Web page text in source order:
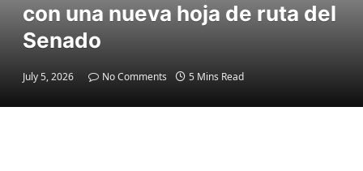
con una nueva hoja de ruta del
Senado
July 5, 2026 No Comments 5 Mins Read